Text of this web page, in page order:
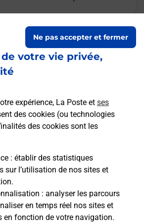
votre vie privée,
expérience, La Poste et ses
des cookies (ou technologies
des cookies sont les
: établir des statistiques
sur l’utilisation de nos sites et
: analyser les parcours
en temps réel nos sites et
en fonction de votre navigation.
Ne pas accepter et fermer
fréquemment
classique avec
qu’est ce que
la
classique ?